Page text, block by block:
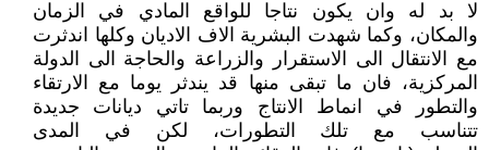
لا بد له وان يكون نتاجا للواقع المادي في الزمان
والمكان، وكما شهدت البشرية الاف الاديان وكلها اندثرت
مع الانتقال الى الاستقرار والزراعة والحاجة الى الدولة
المركزية، فان ما تبقى منها قد يندثر يوما مع الارتقاء
والتطور في انماط الانتاج وربما تاتي ديانات جديدة
تتناسب مع تلك التطورات، لكن في المدى